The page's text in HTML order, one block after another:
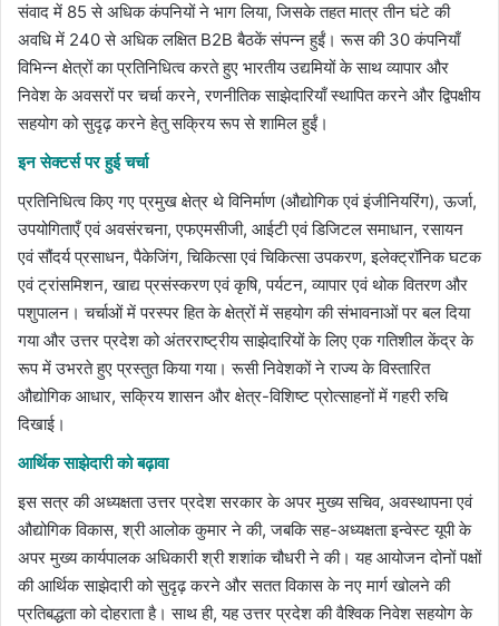
संवाद में 85 से अधिक कंपनियों ने भाग लिया, जिसके तहत मात्र तीन घंटे की
अवधि में 240 से अधिक लक्षित B2B बैठकें संपन्न हुईं। रूस की 30 कंपनियाँ
विभिन्न क्षेत्रों का प्रतिनिधित्व करते हुए भारतीय उद्यमियों के साथ व्यापार और
निवेश के अवसरों पर चर्चा करने, रणनीतिक साझेदारियाँ स्थापित करने और द्विपक्षीय
सहयोग को सुदृढ़ करने हेतु सक्रिय रूप से शामिल हुईं।
इन सेक्टर्स पर हुई चर्चा
प्रतिनिधित्व किए गए प्रमुख क्षेत्र थे विनिर्माण (औद्योगिक एवं इंजीनियरिंग), ऊर्जा,
उपयोगिताएँ एवं अवसंरचना, एफएमसीजी, आईटी एवं डिजिटल समाधान, रसायन
एवं सौंदर्य प्रसाधन, पैकेजिंग, चिकित्सा एवं चिकित्सा उपकरण, इलेक्ट्रॉनिक घटक
एवं ट्रांसमिशन, खाद्य प्रसंस्करण एवं कृषि, पर्यटन, व्यापार एवं थोक वितरण और
पशुपालन। चर्चाओं में परस्पर हित के क्षेत्रों में सहयोग की संभावनाओं पर बल दिया
गया और उत्तर प्रदेश को अंतरराष्ट्रीय साझेदारियों के लिए एक गतिशील केंद्र के
रूप में उभरते हुए प्रस्तुत किया गया। रूसी निवेशकों ने राज्य के विस्तारित
औद्योगिक आधार, सक्रिय शासन और क्षेत्र-विशिष्ट प्रोत्साहनों में गहरी रुचि
दिखाई।
आर्थिक साझेदारी को बढ़ावा
इस सत्र की अध्यक्षता उत्तर प्रदेश सरकार के अपर मुख्य सचिव, अवस्थापना एवं
औद्योगिक विकास, श्री आलोक कुमार ने की, जबकि सह-अध्यक्षता इन्वेस्ट यूपी के
अपर मुख्य कार्यपालक अधिकारी श्री शशांक चौधरी ने की। यह आयोजन दोनों पक्षों
की आर्थिक साझेदारी को सुदृढ़ करने और सतत विकास के नए मार्ग खोलने की
प्रतिबद्धता को दोहराता है। साथ ही, यह उत्तर प्रदेश की वैश्विक निवेश सहयोग के